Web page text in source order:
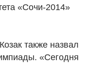
«Сочи-2014»
также назвал
«Сегодня